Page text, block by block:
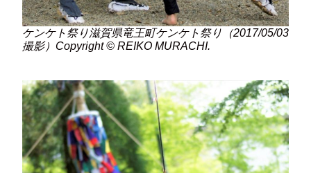
ケンケト祭り滋賀県竜王町ケンケト祭り（2017/05/03
撮影）Copyright © REIKO MURACHI.